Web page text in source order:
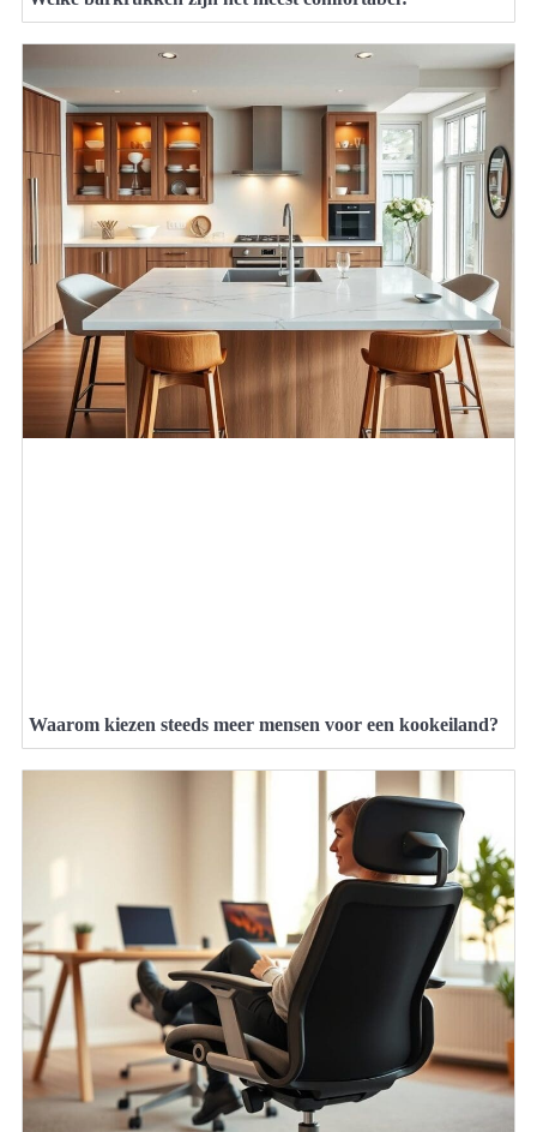
Waarom kiezen steeds meer mensen voor een kookeiland?